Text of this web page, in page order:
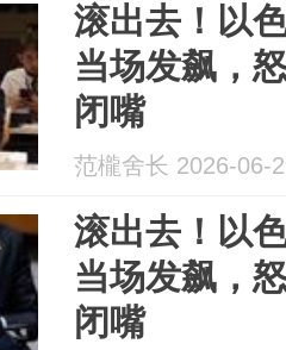
滚出去！以
当场发飙，
闭嘴
范櫳舍长 2026-06-
滚出去！以
当场发飙，
闭嘴